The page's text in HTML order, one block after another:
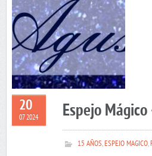
20
07 2024 Espejo Mágico
15 AÑOS,ESPEJO MAGICO,